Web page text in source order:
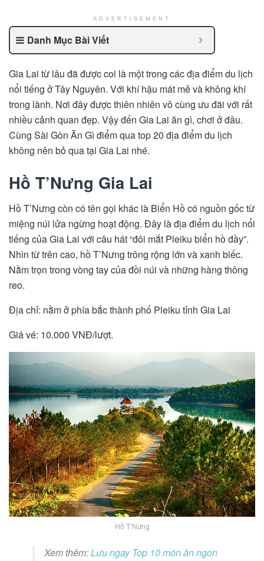
ADVERTISEMENT
Danh Mục Bài Viết
Gia Lai từ lâu đã được coi là một trong các địa điểm du lịch
nổi tiếng ở Tây Nguyên. Với khí hậu mát mẻ và không khí
trong lành. Nơi đây được thiên nhiên vô cùng ưu đãi với rất
nhiều cảnh quan đẹp. Vậy đến Gia Lai ăn gì, chơi ở đâu.
Cùng Sài Gòn Ăn Gì điểm qua top 20 địa điểm du lịch
không nên bỏ qua tại Gia Lai nhé.
Hồ T’Nưng Gia Lai
Hồ T’Nưng còn có tên gọi khác là Biển Hồ có nguồn gốc từ
miệng núi lửa ngừng hoạt động. Đây là địa điểm du lịch nổi
tiếng của Gia Lai với câu hát “đôi mắt Pleiku biển hồ đầy”.
Nhìn từ trên cao, hồ T’Nưng trông rộng lớn và xanh biếc.
Nằm trọn trong vòng tay của đồi núi và những hàng thông
reo.
Địa chỉ: nằm ở phía bắc thành phố Pleiku tỉnh Gia Lai
Giá vé: 10.000 VNĐ/lượt.
Hồ T’Nưng
Xem thêm:Lưu ngay Top 10 món ăn ngon